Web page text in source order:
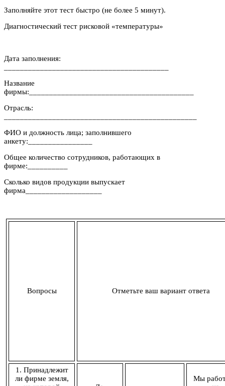
Заполняйте этот тест быстро (не более 5 минут).
Диагностический тест рисковой «температуры»
Дата заполнения:
Название
фирмы:_________________________________________
Отрасль:
ФИО и должность лица; заполнившего
анкету:________________
Общее количество сотрудников, работающих в
фирме:__________
Сколько видов продукции выпускает
фирма___________________
Вопросы Отметьте ваш вариант ответа
1. Принадлежит
ли фирме земля,
Мы